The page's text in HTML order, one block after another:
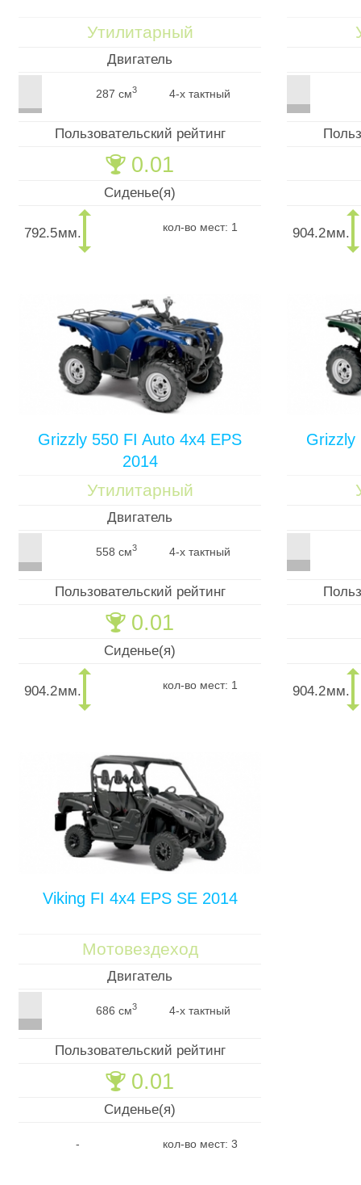
Утилитарный
Двигатель
287 см3 4-х тактный
Пользовательский рейтинг
🏆 0.01
Сиденье(я)
792.5мм. кол-во мест: 1 904.2мм.
Grizzly 550 FI Auto 4x4 EPS
2014
Утилитарный
Двигатель
558 см3 4-х тактный
Пользовательский рейтинг
🏆 0.01
Сиденье(я)
904.2мм. кол-во мест: 1
Grizzly
904.2мм.
Viking FI 4x4 EPS SE 2014
Мотовездеход
Двигатель
686 см3 4-х тактный
Пользовательский рейтинг
🏆 0.01
Сиденье(я)
- кол-во мест: 3